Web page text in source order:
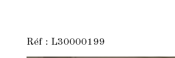
Réf : L30000199